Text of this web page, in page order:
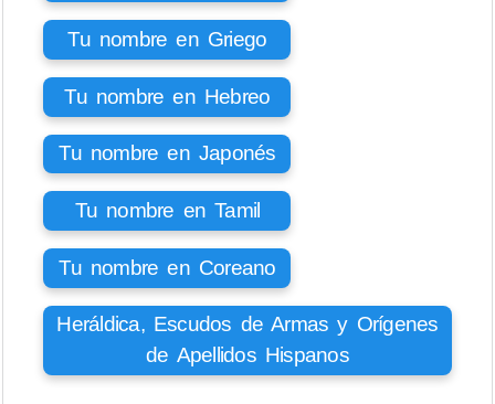
Tu nombre en Griego
Tu nombre en Hebreo
Tu nombre en Japonés
Tu nombre en Tamil
Tu nombre en Coreano
Heráldica, Escudos de Armas y Orígenes
de Apellidos Hispanos